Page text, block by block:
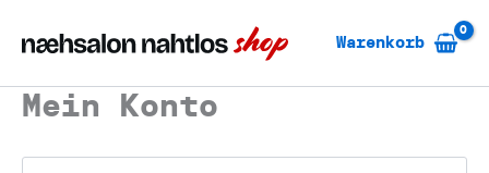
Inhalt
Warenkorb
Mein Konto